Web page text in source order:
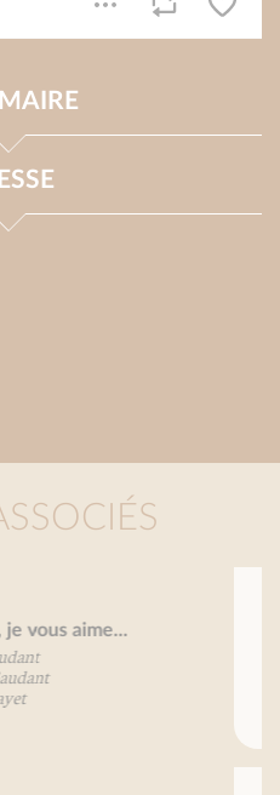
je vous aime...
Vigot-Lagandré